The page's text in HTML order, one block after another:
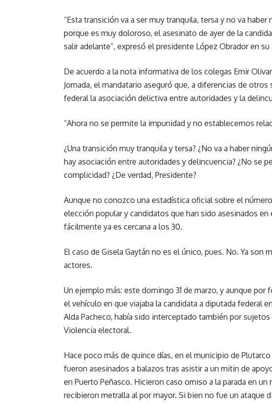
“Esta transición va a ser muy tranquila, tersa y no va
porque es muy doloroso, el asesinato de ayer de la
salir adelante”, expresó el presidente López Obrador en
De acuerdo a la nota informativa de los colegas Emir
Jornada, el mandatario aseguró que, a diferencias de
federal la asociación delictiva entre autoridades y la
“Ahora no se permite la impunidad y no establecemos
¿Una transición muy tranquila y tersa? ¿No va a haber
hay asociación entre autoridades y delincuencia? ¿No se
complicidad? ¿De verdad, Presidente?
Aunque no conozco una estadística oficial sobre el
elección popular y candidatos que han sido asesinados
fácilmente ya es cercana a los 30.
El caso de Gisela Gaytán no es el único, pues. No. Ya
actores.
Un ejemplo más: este domingo 31 de marzo, y aunque por
el vehículo en que viajaba la candidata a diputada federal
Alda Pacheco, había sido interceptado también por
Violencia electoral.
Hace poco más de quince días, en el municipio de
fueron asesinados a balazos tras asistir a un mitin de
en Puerto Peñasco. Hicieron caso omiso a la parada en
recibieron metralla al por mayor. Si bien no fue un ataque